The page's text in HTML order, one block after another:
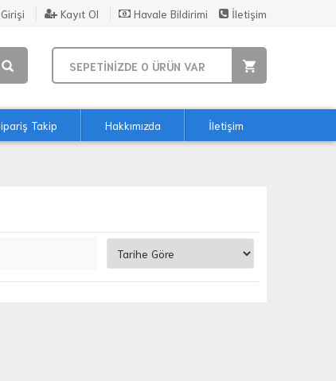
Kayıt Ol Havale Bildirimi İletişim
SEPETİNİZDE 0 ÜRÜN VAR
Takip Hakkımızda İletişim